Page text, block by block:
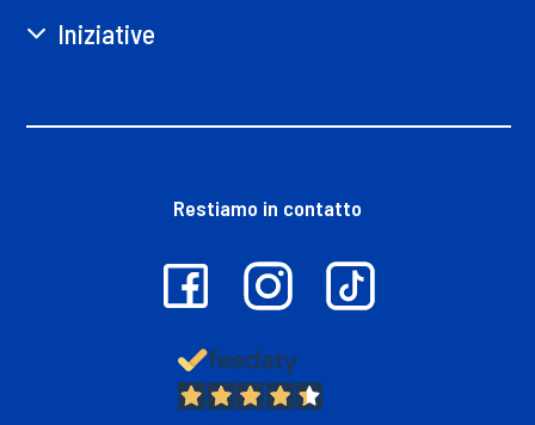
Iniziative
Restiamo in contatto